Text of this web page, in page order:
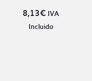
8,13€ IVA
Incluido